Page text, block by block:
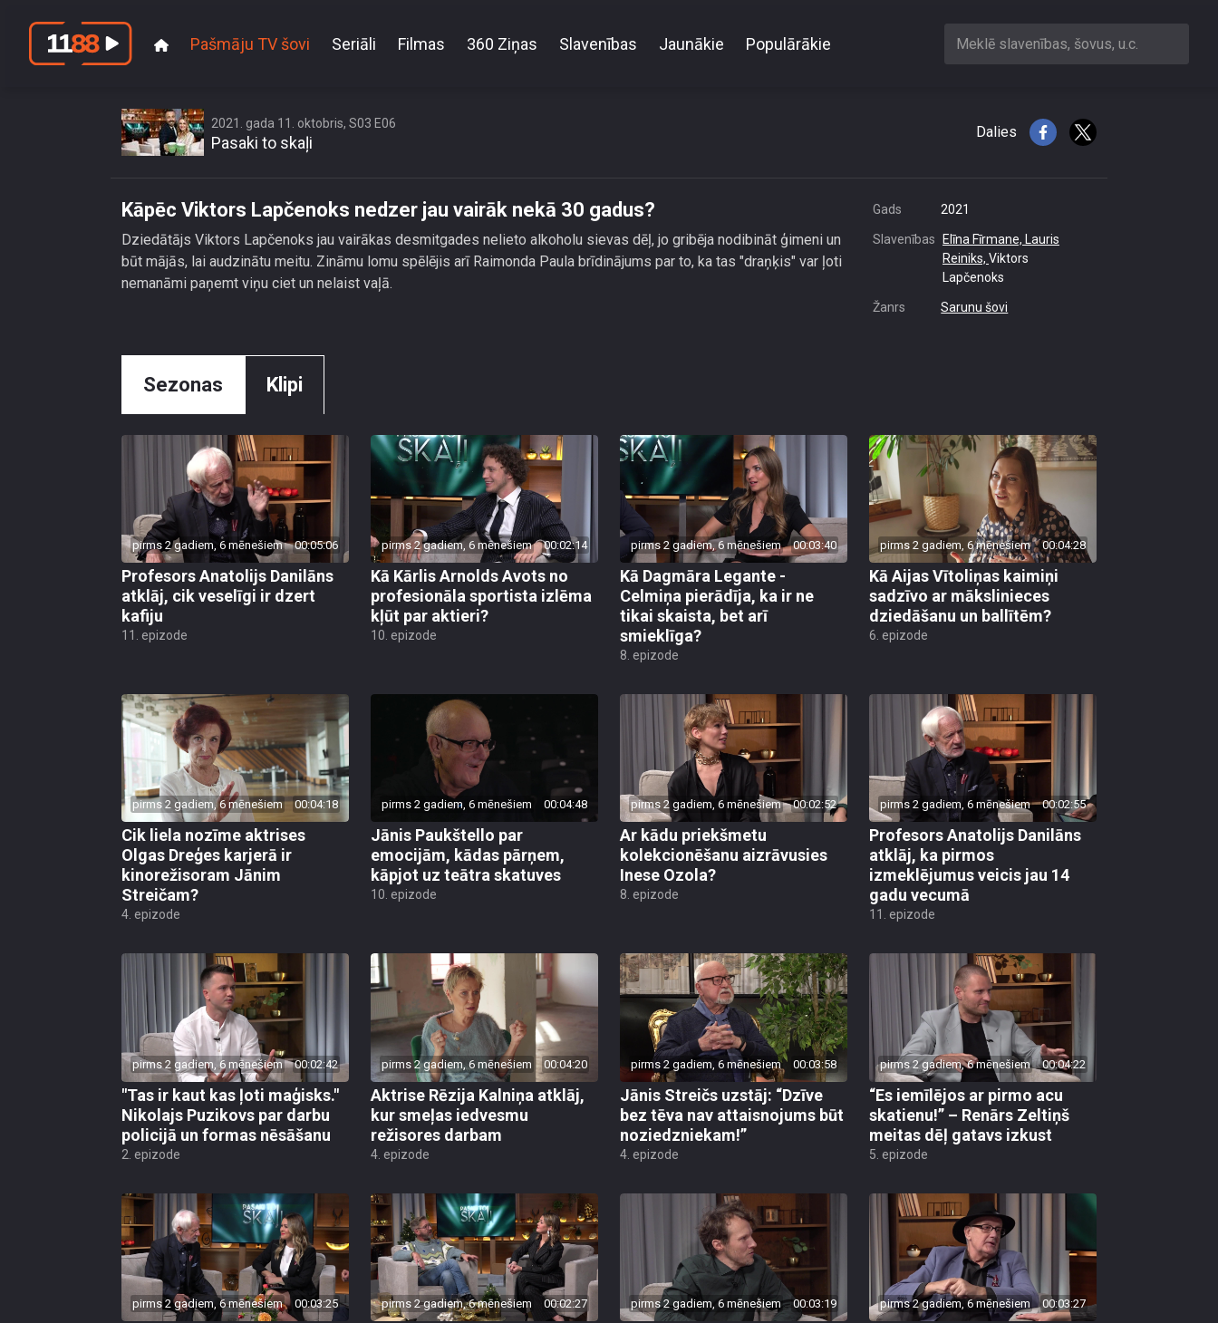
Pašmāju TV šovi Seriāli Filmas 360 Ziņas Slavenības Jaunākie Populārākie Meklē slavenības, šovus, u.c.
2021. gada 11. oktobris, S03 E06
Pasaki to skaļi
Dalies
Kāpēc Viktors Lapčenoks nedzer jau vairāk nekā 30 gadus?
Dziedātājs Viktors Lapčenoks jau vairākas desmitgades nelieto alkoholu sievas dēļ, jo gribēja nodibināt ģimeni un
būt mājās, lai audzinātu meitu. Zināmu lomu spēlējis arī Raimonda Paula brīdinājums par to, ka tas "draņķis" var ļoti
nemanāmi paņemt viņu ciet un nelaist vaļā.
Gads 2021
Slavenības Elīna Fīrmane, Lauris
Reiniks, Viktors
Lapčenoks
Žanrs Sarunu šovi
Sezonas Klipi
pirms 2 gadiem, 6 mēnešiem 00:05:06
Profesors Anatolijs Danilāns
atklāj, cik veselīgi ir dzert
kafiju
11. epizode
pirms 2 gadiem, 6 mēnešiem 00:02:14
Kā Kārlis Arnolds Avots no
profesionāla sportista izlēma
kļūt par aktieri?
10. epizode
pirms 2 gadiem, 6 mēnešiem 00:03:40
Kā Dagmāra Legante -
Celmiņa pierādīja, ka ir ne
tikai skaista, bet arī
smieklīga?
8. epizode
pirms 2 gadiem, 6 mēnešiem 00:04:28
Kā Aijas Vītoliņas kaimiņi
sadzīvo ar mākslinieces
dziedāšanu un ballītēm?
6. epizode
pirms 2 gadiem, 6 mēnešiem 00:04:18
Cik liela nozīme aktrises
Olgas Dreģes karjerā ir
kinorežisoram Jānim
Streičam?
4. epizode
pirms 2 gadiem, 6 mēnešiem 00:04:48
Jānis Paukštello par
emocijām, kādas pārņem,
kāpjot uz teātra skatuves
10. epizode
pirms 2 gadiem, 6 mēnešiem 00:02:52
Ar kādu priekšmetu
kolekcionēšanu aizrāvusies
Inese Ozola?
8. epizode
pirms 2 gadiem, 6 mēnešiem 00:02:55
Profesors Anatolijs Danilāns
atklāj, ka pirmos
izmeklējumus veicis jau 14
gadu vecumā
11. epizode
pirms 2 gadiem, 6 mēnešiem 00:02:42
"Tas ir kaut kas ļoti maģisks."
Nikolajs Puzikovs par darbu
policijā un formas nēsāšanu
2. epizode
pirms 2 gadiem, 6 mēnešiem 00:04:20
Aktrise Rēzija Kalniņa atklāj,
kur smeļas iedvesmu
režisores darbam
4. epizode
pirms 2 gadiem, 6 mēnešiem 00:03:58
Jānis Streičs uzstāj: “Dzīve
bez tēva nav attaisnojums būt
noziedzniekam!”
4. epizode
pirms 2 gadiem, 6 mēnešiem 00:04:22
“Es iemīlējos ar pirmo acu
skatienu!” – Renārs Zeltiņš
meitas dēļ gatavs izkust
5. epizode
pirms 2 gadiem, 6 mēnešiem 00:03:25 pirms 2 gadiem, 6 mēnešiem 00:02:27 pirms 2 gadiem, 6 mēnešiem 00:03:19 pirms 2 gadiem, 6 mēnešiem 00:03:27